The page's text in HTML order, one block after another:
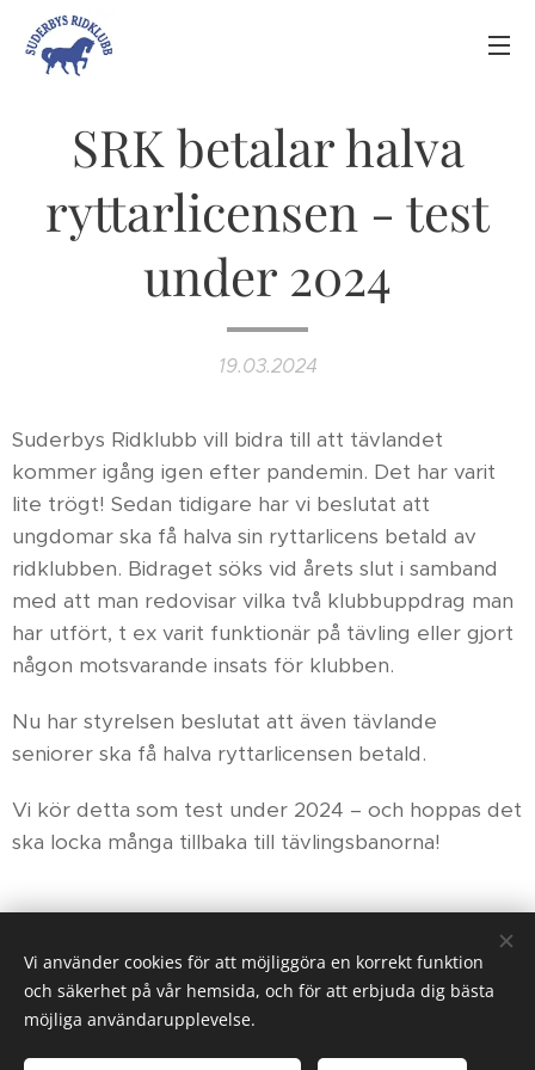
SRK betalar halva
ryttarlicensen - test
under 2024
19.03.2024
Suderbys Ridklubb vill bidra till att tävlandet
kommer igång igen efter pandemin. Det har varit
lite trögt! Sedan tidigare har vi beslutat att
ungdomar ska få halva sin ryttarlicens betald av
ridklubben. Bidraget söks vid årets slut i samband
med att man redovisar vilka två klubbuppdrag man
har utfört, t ex varit funktionär på tävling eller gjort
någon motsvarande insats för klubben.
Nu har styrelsen beslutat att även tävlande
seniorer ska få halva ryttarlicensen betald.
Vi kör detta som test under 2024 – och hoppas det
ska locka många tillbaka till tävlingsbanorna!
© 2024. Suderbys Ridklubb
Vi använder cookies för att möjliggöra en korrekt funktion
och säkerhet på vår hemsida, och för att erbjuda dig bästa
möjliga användarupplevelse.